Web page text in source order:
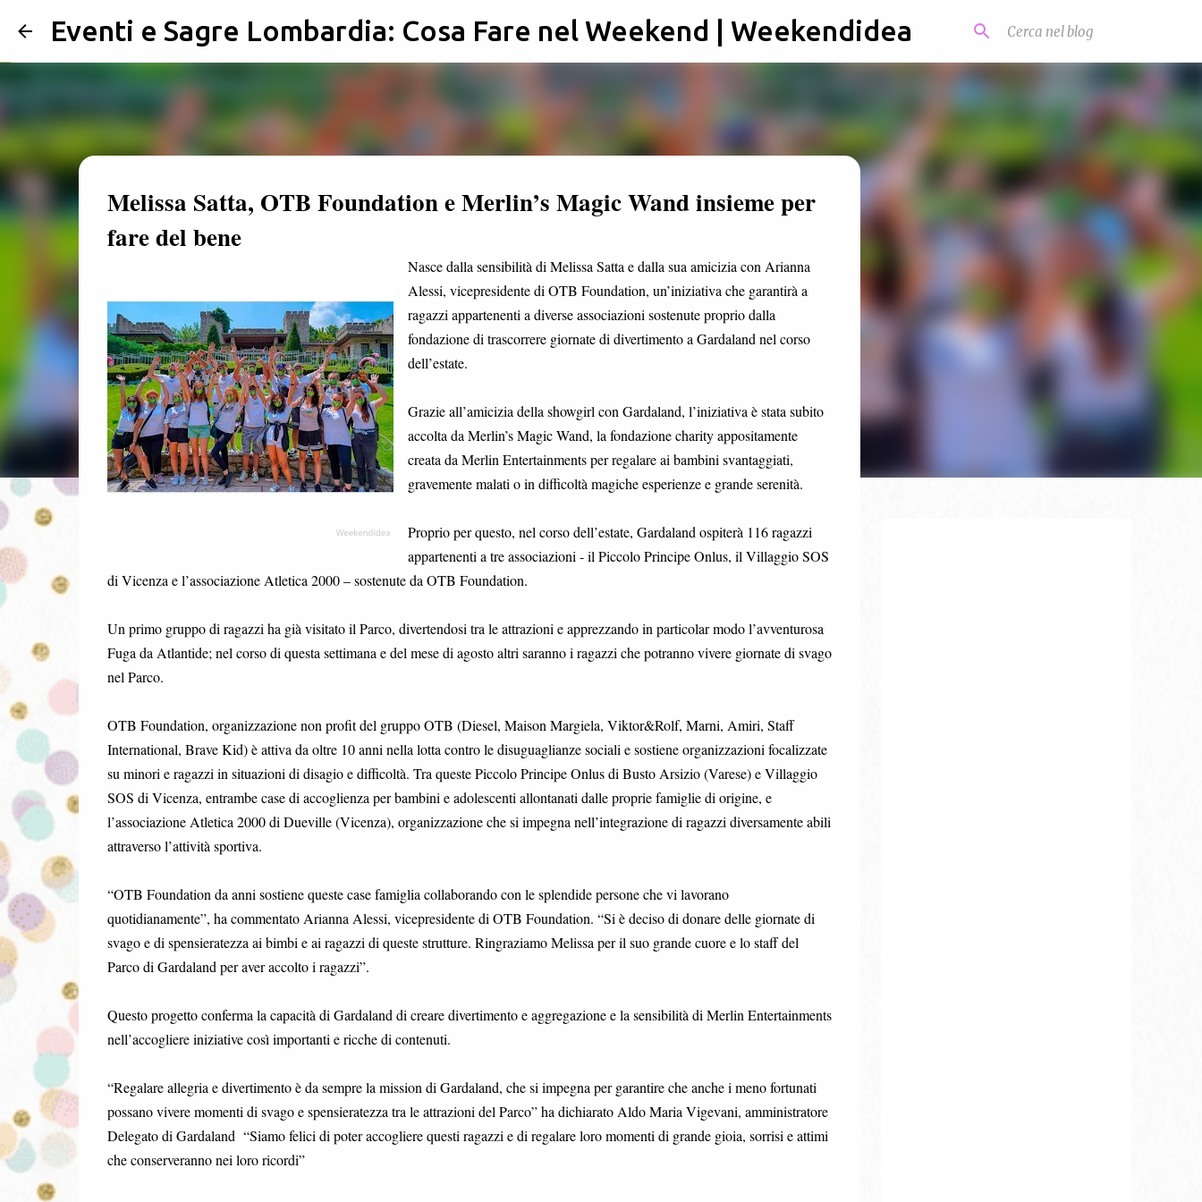
Passa ai contenuti principali
Eventi e Sagre Lombardia: Cosa Fare nel Weekend | Weekendidea
Melissa Satta, OTB Foundation e Merlin’s Magic Wand insieme per
fare del bene
Nasce dalla sensibilità di Melissa Satta e dalla sua amicizia con Arianna
Alessi, vicepresidente di OTB Foundation, un’iniziativa che garantirà a
ragazzi appartenenti a diverse associazioni sostenute proprio dalla
fondazione di trascorrere giornate di divertimento a Gardaland nel corso
dell’estate.
Grazie all’amicizia della showgirl con Gardaland, l’iniziativa è stata subito
accolta da Merlin’s Magic Wand, la fondazione charity appositamente
creata da Merlin Entertainments per regalare ai bambini svantaggiati,
gravemente malati o in difficoltà magiche esperienze e grande serenità.
Proprio per questo, nel corso dell’estate, Gardaland ospiterà 116 ragazzi
appartenenti a tre associazioni - il Piccolo Principe Onlus, il Villaggio SOS
di Vicenza e l’associazione Atletica 2000 – sostenute da OTB Foundation.
Un primo gruppo di ragazzi ha già visitato il Parco, divertendosi tra le attrazioni e apprezzando in particolar modo l’avventurosa
Fuga da Atlantide; nel corso di questa settimana e del mese di agosto altri saranno i ragazzi che potranno vivere giornate di svago
nel Parco.
OTB Foundation, organizzazione non profit del gruppo OTB (Diesel, Maison Margiela, Viktor&Rolf, Marni, Amiri, Staff
International, Brave Kid) è attiva da oltre 10 anni nella lotta contro le disuguaglianze sociali e sostiene organizzazioni focalizzate
su minori e ragazzi in situazioni di disagio e difficoltà. Tra queste Piccolo Principe Onlus di Busto Arsizio (Varese) e Villaggio
SOS di Vicenza, entrambe case di accoglienza per bambini e adolescenti allontanati dalle proprie famiglie di origine, e
l’associazione Atletica 2000 di Dueville (Vicenza), organizzazione che si impegna nell’integrazione di ragazzi diversamente abili
attraverso l’attività sportiva.
“OTB Foundation da anni sostiene queste case famiglia collaborando con le splendide persone che vi lavorano
quotidianamente”, ha commentato Arianna Alessi, vicepresidente di OTB Foundation. “Si è deciso di donare delle giornate di
svago e di spensieratezza ai bimbi e ai ragazzi di queste strutture. Ringraziamo Melissa per il suo grande cuore e lo staff del
Parco di Gardaland per aver accolto i ragazzi”.
Questo progetto conferma la capacità di Gardaland di creare divertimento e aggregazione e la sensibilità di Merlin Entertainments
nell’accogliere iniziative così importanti e ricche di contenuti.
“Regalare allegria e divertimento è da sempre la mission di Gardaland, che si impegna per garantire che anche i meno fortunati
possano vivere momenti di svago e spensieratezza tra le attrazioni del Parco” ha dichiarato Aldo Maria Vigevani, amministratore
Delegato di Gardaland “Siamo felici di poter accogliere questi ragazzi e di regalare loro momenti di grande gioia, sorrisi e attimi
che conserveranno nei loro ricordi”